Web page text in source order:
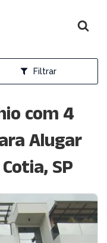
Filtrar
com 4
Alugar
SP